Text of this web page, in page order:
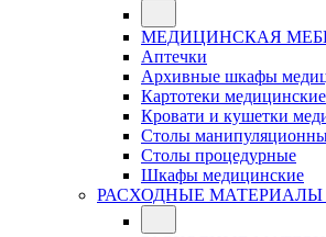
МЕДИЦИНСКАЯ
Аптечки
Архивные шкафы
Картотеки медицинские
Кровати и кушетки
Столы
Столы процедурные
Шкафы медицинские
РАСХОДНЫЕ МАТЕРИАЛЫ